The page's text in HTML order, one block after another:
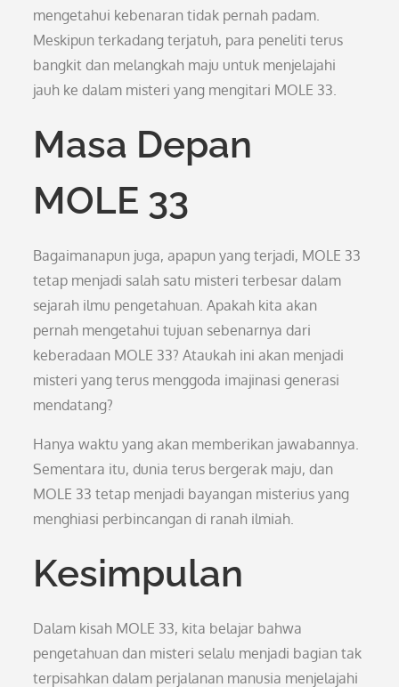
mengetahui kebenaran tidak pernah padam.
Meskipun terkadang terjatuh, para peneliti terus
bangkit dan melangkah maju untuk menjelajahi
jauh ke dalam misteri yang mengitari MOLE 33.
Masa Depan
MOLE 33
Bagaimanapun juga, apapun yang terjadi, MOLE 33
tetap menjadi salah satu misteri terbesar dalam
sejarah ilmu pengetahuan. Apakah kita akan
pernah mengetahui tujuan sebenarnya dari
keberadaan MOLE 33? Ataukah ini akan menjadi
misteri yang terus menggoda imajinasi generasi
mendatang?
Hanya waktu yang akan memberikan jawabannya.
Sementara itu, dunia terus bergerak maju, dan
MOLE 33 tetap menjadi bayangan misterius yang
menghiasi perbincangan di ranah ilmiah.
Kesimpulan
Dalam kisah MOLE 33, kita belajar bahwa
pengetahuan dan misteri selalu menjadi bagian tak
terpisahkan dalam perjalanan manusia menjelajahi